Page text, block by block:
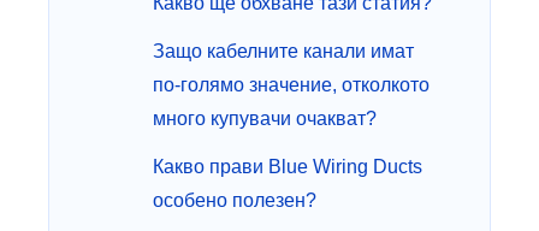
Защо кабелните канали имат
по-голямо значение, отколкото
много купувачи очакват?
Какво прави Blue Wiring Ducts
особено полезен?